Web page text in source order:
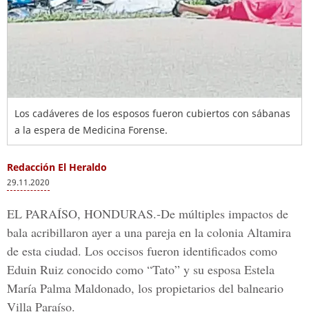
Los cadáveres de los esposos fueron cubiertos con sábanas
a la espera de Medicina Forense.
Redacción El Heraldo
29.11.2020
EL PARAÍSO, HONDURAS.-De múltiples impactos de
bala acribillaron ayer a una pareja en la colonia Altamira
de esta ciudad. Los occisos fueron identificados como
Eduin Ruiz conocido como “Tato” y su esposa Estela
María Palma Maldonado, los propietarios del balneario
Villa Paraíso.